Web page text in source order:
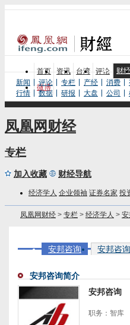
首页 资讯 台湾 评论 财经
微博
新闻 评论 专栏 产经 消费
行情
数据 研报 大盘 公司
凤凰网财经
专栏
加入收藏 财经导航
经济学人 企业领袖 证券名家 投
凤凰网财经 > 专栏 > 经济学人 > 安
安邦咨询 安邦咨
安邦咨询简介
安邦咨询
职务：智库